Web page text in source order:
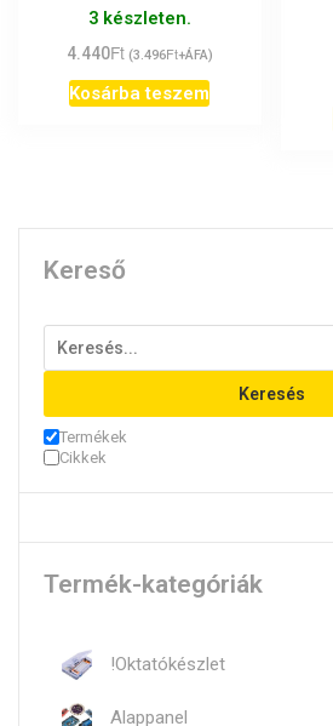
3 készleten.
4.440Ft (3.496Ft+ÁFA)
Kosárba teszem
Kereső
Keresés
Termékek
Cikkek
Termék-kategóriák
!Oktatókészlet
Alappanel